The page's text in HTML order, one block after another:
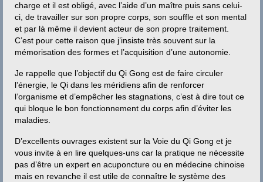
charge et il est obligé, avec l’aide d’un maître puis sans celui-
ci, de travailler sur son propre corps, son souffle et son mental
et par là même il devient acteur de son propre traitement.
C’est pour cette raison que j’insiste très souvent sur la
mémorisation des formes et l’acquisition d’une autonomie.
Je rappelle que l’objectif du Qi Gong est de faire circuler
l’énergie, le Qi dans les méridiens afin de renforcer
l’organisme et d’empêcher les stagnations, c’est à dire tout ce
qui bloque le bon fonctionnement du corps afin d’éviter les
maladies.
D’excellents ouvrages existent sur la Voie du Qi Gong et je
vous invite à en lire quelques-uns car la pratique ne nécessite
pas d’être un expert en acuponcture ou en médecine chinoise
mais en revanche il est utile de connaître le système des